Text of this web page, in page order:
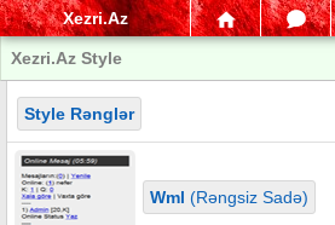
Xezri.Az
Xezri.Az Style
Style Rənglər
Wml (Rəngsiz Sadə)